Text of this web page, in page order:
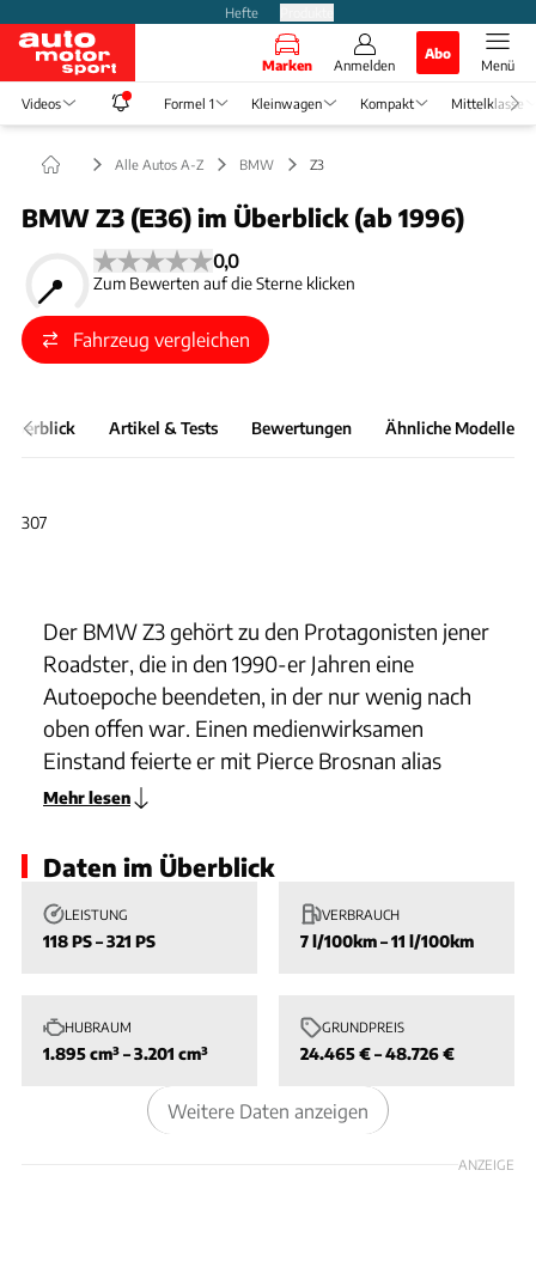
Hefte
Marken Anmelden
Abo
Menü
Videos Formel 1 Kleinwagen Kompakt Mittelklasse
Alle Autos A-Z BMW Z3
BMW Z3 (E36) im Überblick (ab 1996)
0,0
Zum Bewerten auf die Sterne klicken
Fahrzeug vergleichen
Überblick Artikel & Tests Bewertungen Ähnliche Modelle
Slide 1 von 1: Bild - 307
307
Der BMW Z3 gehört zu den Protagonisten jener
Roadster, die in den 1990-er Jahren eine
Autoepoche beendeten, in der nur wenig nach
oben offen war. Einen medienwirksamen
Einstand feierte er mit Pierce Brosnan alias
James Bond in "GoldenEye".
Gestartet war der im eigens für ihn errichteten
als Vierzylindermodell 1.8 oder 1.9i mit einer
Leistung von 115 beziehungsweise 140 PS. 1996
um einen Reihensechszylinder. Ab 1999 bis zum
Auslaufen trieben den BMW Z3 ausnahmslos
Sechszylinder bis drei Liter und 231 PS an, die
M-Versionen mit 3,2 Litern und bis zu 325 PS.
Mehr lesen
Daten im Überblick
LEISTUNG
118 PS – 321 PS
VERBRAUCH
7 l/100km – 11 l/100km
HUBRAUM
1.895 cm³ – 3.201 cm³
GRUNDPREIS
24.465 € – 48.726 €
Weitere Daten anzeigen
ANZEIGE